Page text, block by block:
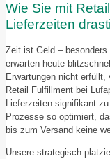
Wie Sie mit
Lieferzeiten
Zeit ist Geld –
erwarten heute
Erwartungen nicht
Retail Fulfillment bei
Lieferzeiten signifikant
Prozesse so optimiert,
bis zum Versand keine
Unsere strategisch